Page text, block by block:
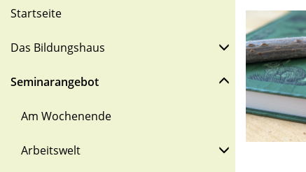
Startseite
Das Bildungshaus
Seminarangebot
Am Wochenende
Arbeitswelt